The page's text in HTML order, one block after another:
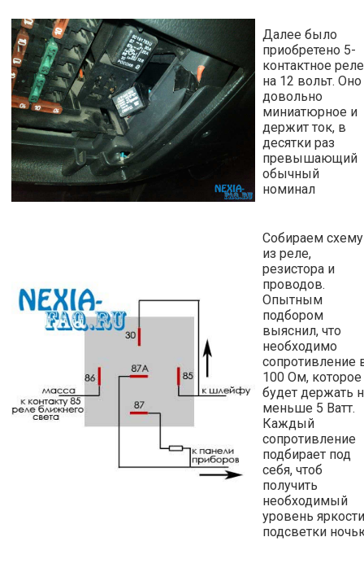
Далее было
приобретено 5-
контактное реле
на 12 вольт. Оно
довольно
миниатюрное и
держит ток, в
десятки раз
превышающий
обычный
номинал
Собираем схему
из реле,
резистора и
проводов.
Опытным
подбором
выяснил, что
необходимо
сопротивление
100 Ом, которое
будет держать
меньше 5 Ватт.
Каждый
сопротивление
подбирает под
себя, чтоб
получить
необходимый
уровень яркости
подсветки